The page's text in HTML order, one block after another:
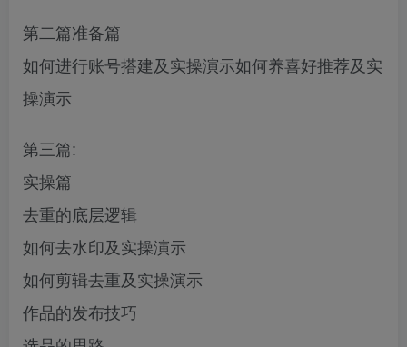
第二篇准备篇
如何进行账号搭建及实操演示如何养喜好推荐及实
操演示
第三篇:
实操篇
去重的底层逻辑
如何去水印及实操演示
如何剪辑去重及实操演示
作品的发布技巧